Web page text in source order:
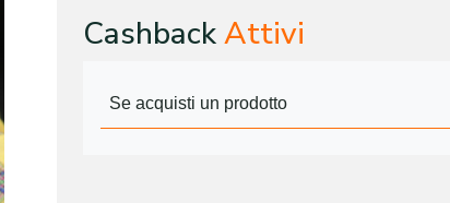
CashbackAttivi
Se acquisti un prodotto